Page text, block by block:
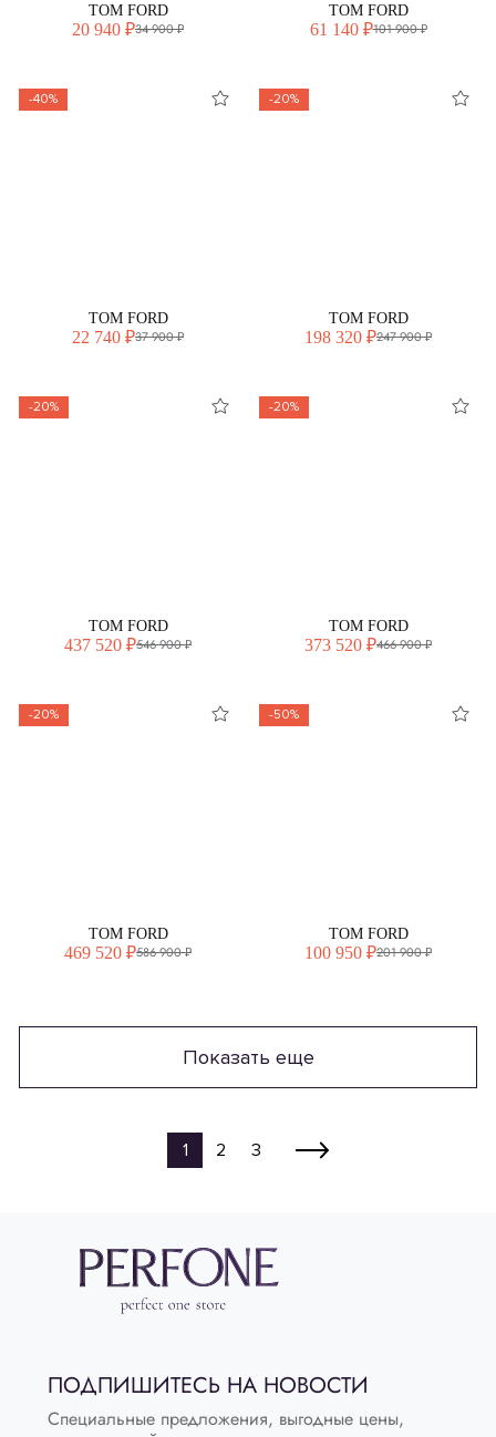
TOM FORD
20 940 ₽34 900 ₽
TOM FORD
61 140 ₽101 900 ₽
-40%
TOM FORD
22 740 ₽37 900 ₽
-20%
TOM FORD
198 320 ₽247 900 ₽
-20%
TOM FORD
437 520 ₽546 900 ₽
-20%
TOM FORD
373 520 ₽466 900 ₽
-20%
TOM FORD
469 520 ₽586 900 ₽
-50%
TOM FORD
100 950 ₽201 900 ₽
Показать еще
1 2 3
ПОДПИШИТЕСЬ НА НОВОСТИ
Специальные предложения, выгодные цены,